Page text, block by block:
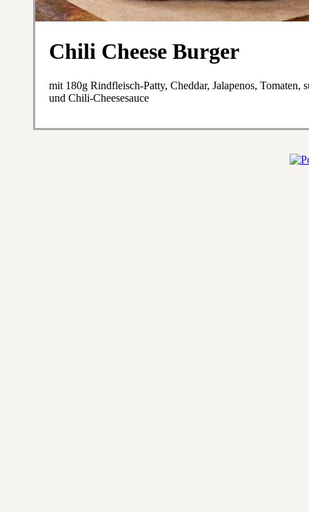
Chili Cheese Burger
mit 180g Rindfleisch-Patty, Cheddar, Jalapenos, Tomaten,
und Chili-Cheesesauce